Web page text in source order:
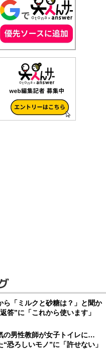
ら「ミルクと砂糖は？」と聞か
”に「これから使います」
の男性教師が女子トイレに…
恐ろしいモノ”に「許せない」